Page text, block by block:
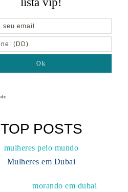
TOP POSTS
mulheres pelo mundo
Mulheres em Dubai
morando em dubai